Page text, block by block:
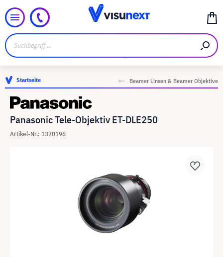
Startseite Beamer Linsen & Beamer Objektive
Panasonic Tele-Objektiv ET-DLE250
Artikel-Nr.: 1370196